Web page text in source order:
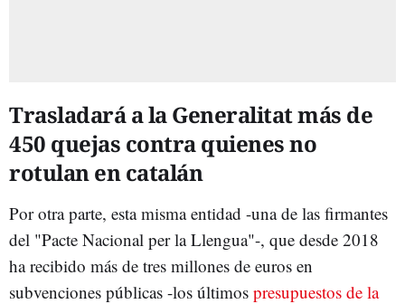
Trasladará a la Generalitat más de
450 quejas contra quienes no
rotulan en catalán
Por otra parte, esta misma entidad -una de las firmantes
del "Pacte Nacional per la Llengua"-, que desde 2018
ha recibido más de tres millones de euros en
subvenciones públicas -los últimos presupuestos de la